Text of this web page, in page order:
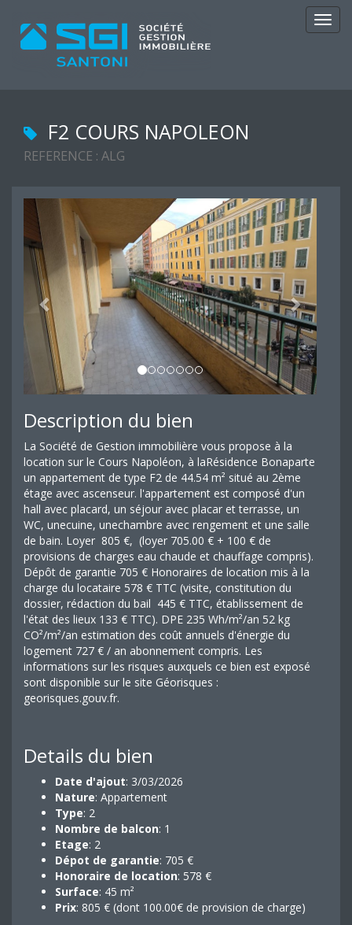
F2 COURS NAPOLEON
REFERENCE : ALG
Description du bien
La Société de Gestion immobilière vous propose à la
location sur le Cours Napoléon, à laRésidence Bonaparte
un appartement de type F2 de 44.54 m² situé au 2ème
étage avec ascenseur. l'appartement est composé d'un
hall avec placard, un séjour avec placar et terrasse, un
WC, unecuine, unechambre avec rengement et une salle
de bain. Loyer 805 €, (loyer 705.00 € + 100 € de
provisions de charges eau chaude et chauffage compris).
Dépôt de garantie 705 € Honoraires de location mis à la
charge du locataire 578 € TTC (visite, constitution du
dossier, rédaction du bail 445 € TTC, établissement de
l'état des lieux 133 € TTC). DPE 235 Wh/m²/an 52 kg
CO²/m²/an estimation des coût annuels d'énergie du
logement 727 € / an abonnement compris. Les
informations sur les risques auxquels ce bien est exposé
sont disponible sur le site Géorisques :
georisques.gouv.fr.
Details du bien
Date d'ajout: 3/03/2026
Nature: Appartement
Type: 2
Nombre de balcon: 1
Etage: 2
Dépot de garantie: 705 €
Honoraire de location: 578 €
Surface: 45 m²
Prix: 805 € (dont 100.00€ de provision de charge)